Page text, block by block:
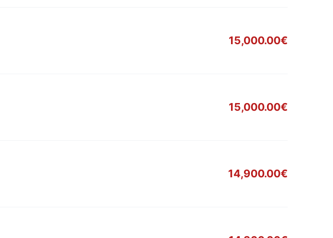
15,000.00€
15,000.00€
14,900.00€